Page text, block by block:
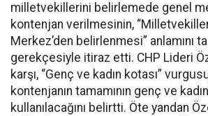
milletvekillerini belirlemede genel
kontenjan verilmesinin,
Merkez’den belirlenmesi” anlamını
gerekçesiyle itiraz etti. CHP Lideri
karşı, “Genç ve kadın kotası”
kontenjanın tamamının genç ve
kullanılacağını belirtti. Öte yandan